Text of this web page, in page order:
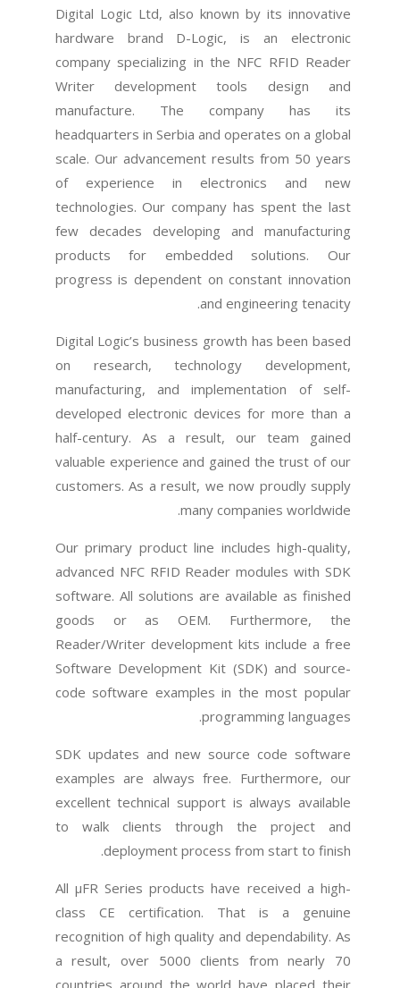
Digital Logic Ltd, also known by its innovative
hardware brand D-Logic, is an electronic
company specializing in the NFC RFID Reader
Writer development tools design and
manufacture. The company has its
headquarters in Serbia and operates on a global
scale. Our advancement results from 50 years
of experience in electronics and new
technologies. Our company has spent the last
few decades developing and manufacturing
products for embedded solutions. Our
progress is dependent on constant innovation
and engineering tenacity.
Digital Logic’s business growth has been based
on research, technology development,
manufacturing, and implementation of self-
developed electronic devices for more than a
half-century. As a result, our team gained
valuable experience and gained the trust of our
customers. As a result, we now proudly supply
many companies worldwide.
Our primary product line includes high-quality,
advanced NFC RFID Reader modules with SDK
software. All solutions are available as finished
goods or as OEM. Furthermore, the
Reader/Writer development kits include a free
Software Development Kit (SDK) and source-
code software examples in the most popular
programming languages.
SDK updates and new source code software
examples are always free. Furthermore, our
excellent technical support is always available
to walk clients through the project and
deployment process from start to finish.
All µFR Series products have received a high-
class CE certification. That is a genuine
recognition of high quality and dependability. As
a result, over 5000 clients from nearly 70